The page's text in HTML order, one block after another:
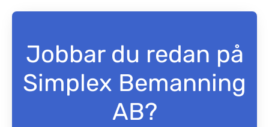
Jobbar du redan på
Simplex Bemanning
AB?